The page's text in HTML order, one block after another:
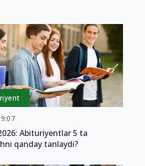
Abituriyentlar 5 ta
qanday tanlaydi?